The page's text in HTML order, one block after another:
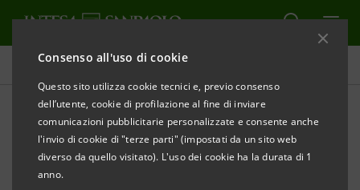
Consenso all'uso di cookie
Questo sito utilizza cookie tecnici e, previo consenso
dell’utente, cookie di profilazione al fine di inviare
comunicazioni pubblicitarie personalizzate e consente anche
l'invio di cookie di "terze parti" (impostati da un sito web
diverso da quello visitato). L'uso dei cookie ha la durata di 1
anno.
Comunicati stampa
STAMPA AGGIORNA
NUOVO ACCORDO TRA CONFINDUSTRIA E INTESA
SANPAOLO: 8 MILIARDI DI EURO ALLE IMPRESE
DELLE MARCHEPER INVESTIMENTI, INNOVAZIONE E